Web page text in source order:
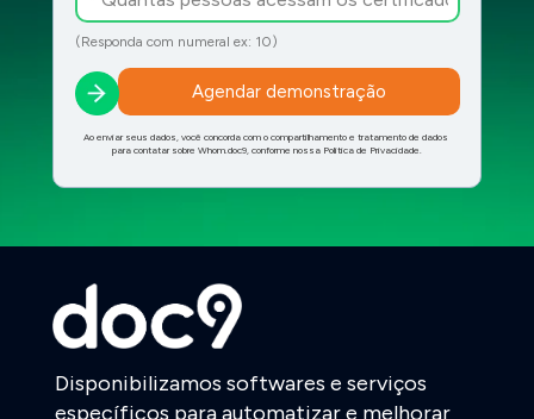
(Responda com numeral ex: 10)
Agendar demonstração
Ao enviar seus dados, você concorda com o compartilhamento e tratamento de dados
para contatar sobre Whom.doc9, conforme nossa Política de Privacidade.
Disponibilizamos softwares e serviços
específicos para automatizar e melhorar